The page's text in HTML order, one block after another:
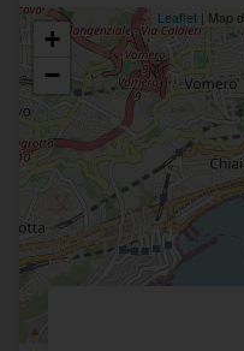
Posizione
+
−
Leaflet | Map